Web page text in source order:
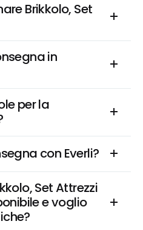
Brikkolo, Set
in
per la
con Everli?
Set Attrezzi
e voglio